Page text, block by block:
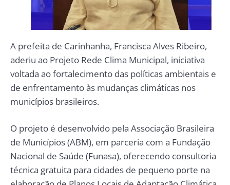
A prefeita de Carinhanha, Francisca Alves Ribeiro,
aderiu ao Projeto Rede Clima Municipal, iniciativa
voltada ao fortalecimento das políticas ambientais e
de enfrentamento às mudanças climáticas nos
municípios brasileiros.
O projeto é desenvolvido pela Associação Brasileira
de Municípios (ABM), em parceria com a Fundação
Nacional de Saúde (Funasa), oferecendo consultoria
técnica gratuita para cidades de pequeno porte na